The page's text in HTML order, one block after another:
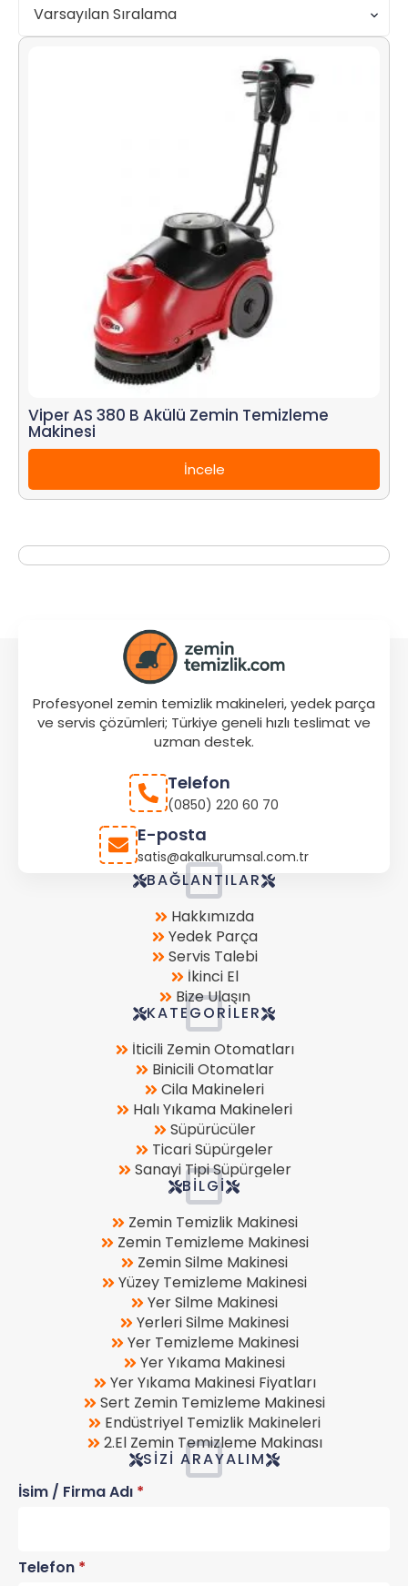
Viper AS 380 B Akülü Zemin Temizleme
Makinesi
İncele
Profesyonel zemin temizlik makineleri, yedek parça
ve servis çözümleri; Türkiye geneli hızlı teslimat ve
uzman destek.
Telefon
(0850) 220 60 70
E-posta
satis@akalkurumsal.com.tr
BAĞLANTILAR
Store
Location
Hakkımızda
Yedek Parça
Servis Talebi
İkinci El
Bize Ulaşın
KATEGORILER
İticili Zemin Otomatları
Binicili Otomatlar
Cila Makineleri
Halı Yıkama Makineleri
Süpürücüler
Ticari Süpürgeler
Sanayi Tipi Süpürgeler
BILGI
Zemin Temizlik Makinesi
Zemin Temizleme Makinesi
Zemin Silme Makinesi
Yüzey Temizleme Makinesi
Yer Silme Makinesi
Yerleri Silme Makinesi
Yer Temizleme Makinesi
Yer Yıkama Makinesi
Yer Yıkama Makinesi Fiyatları
Sert Zemin Temizleme Makinesi
Endüstriyel Temizlik Makineleri
2.El Zemin Temizleme Makinası
SIZI ARAYALIM
İsim / Firma Adı *
Telefon *